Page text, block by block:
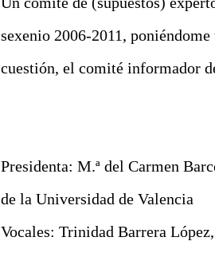
sexenio 2006-2011,
cuestión, el comité informador
Presidenta: M.ª del Carmen
de la Universidad de Valencia
Vocales: Trinidad Barrera